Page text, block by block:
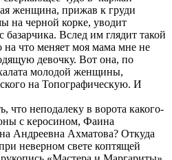
женщина, прижав к груди
на черной корке, уводит
Вслед им глядит такой
на что меняет моя мама мне не
девочку. Вот она, по
молодой женщины,
на Топографическую. И
что неподалеку в ворота какого-
с керосином, Фаина
Андреевна Ахматова? Откуда
неверном свете коптящей